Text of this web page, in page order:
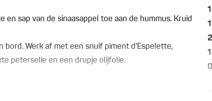
1
1
1
sap van de sinaasappel toe aan de hummus. Kruid
Werk af met een snuif piment d’Espelette,
peterselie en een drupje olijfolie.